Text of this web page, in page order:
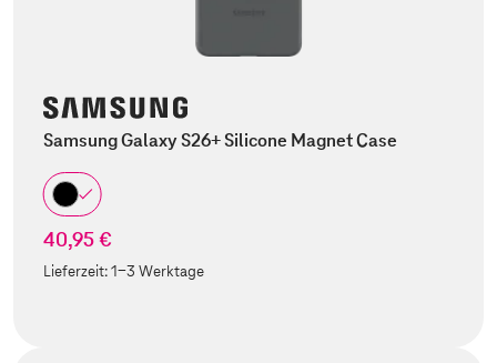
Samsung Galaxy S26+ Silicone Magnet Case
40,95 €
Lieferzeit:1-3 Werktage